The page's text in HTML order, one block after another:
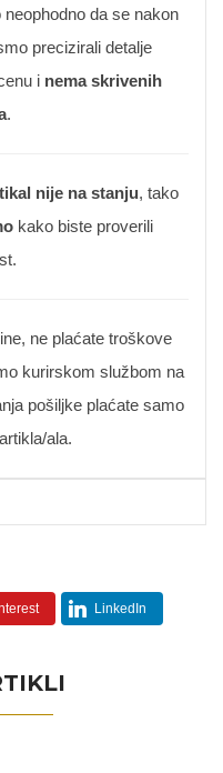
da se nakon
precizirali detalje
i nema skrivenih
.
nije na stanju, tako
kako biste proverili
ne plaćate troškove
kurirskom službom na
pošiljke plaćate samo
ala.
LinkedIn